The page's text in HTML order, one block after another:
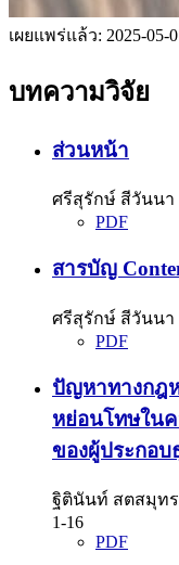
เผยแพร่แล้ว: 2025-05-
บทความวิจัย
ส่วนหน้า
ศรีสุรักษ์ สีวันนา
PDF
สารบัญ
ศรีสุรักษ์ สีวันนา
PDF
ปัญหาทางกฎ
หย่อนโทษใน
ของผู้ประกอบ
ฐิตินันท์ สตสมุท
1-16
PDF